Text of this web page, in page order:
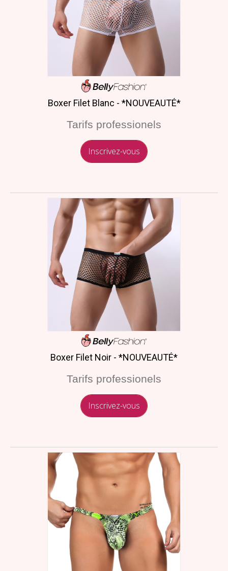
Boxer Filet Blanc - *NOUVEAUTÉ*
Tarifs professionels
Inscrivez-vous
Boxer Filet Noir - *NOUVEAUTÉ*
Tarifs professionels
Inscrivez-vous